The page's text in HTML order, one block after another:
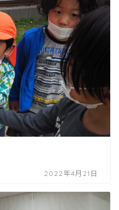
2022年4月21日